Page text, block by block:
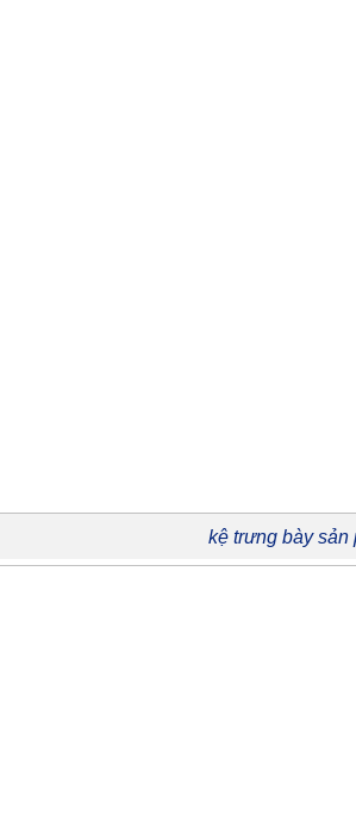
kệ trưng bày sản